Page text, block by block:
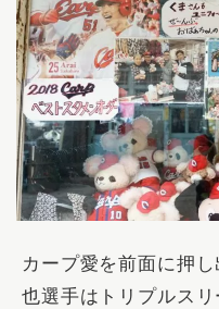
カープ愛を前面に押
也選手はトリプルス